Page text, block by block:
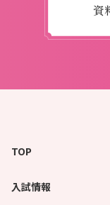
資
TOP
入試情報